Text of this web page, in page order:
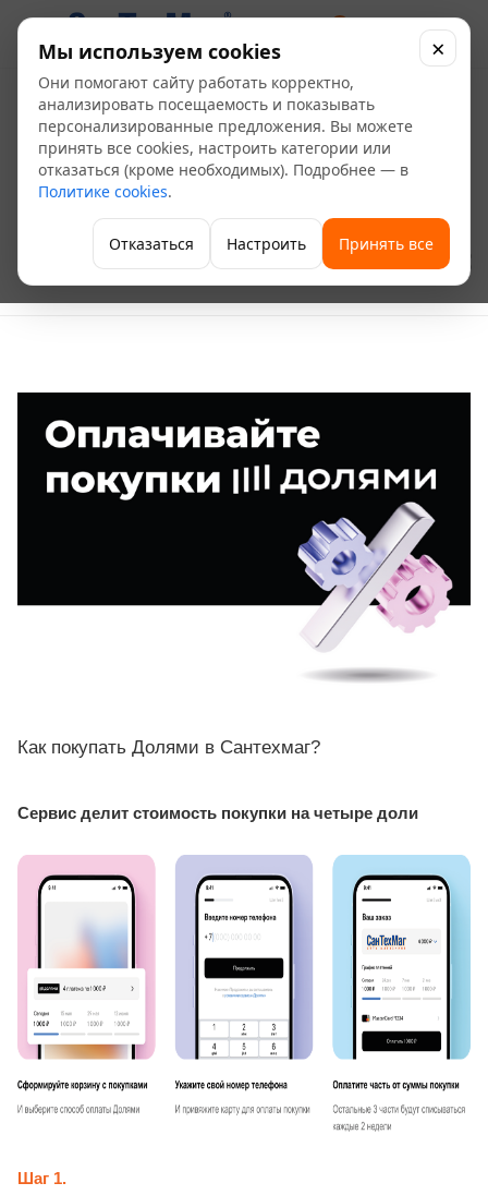
Купите сейчас, платите
потом!
Главная — О компании
Купите сейчас, платите потом!
22 апреля 2025
Как покупать Долями в Сантехмаг?
Сервис делит стоимость покупки на четыре доли
Шаг 1.
Мы используем cookies
Они помогают сайту работать корректно,
анализировать посещаемость и показывать
персонализированные предложения. Вы можете
принять все cookies, настроить категории или
отказаться (кроме необходимых). Подробнее — в
Политике cookies.
Отказаться Настроить Принять все
×